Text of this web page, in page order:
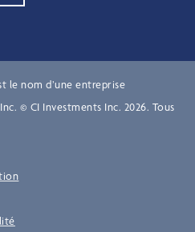
le nom d’une entreprise
© CI Investments Inc. 2026. Tous